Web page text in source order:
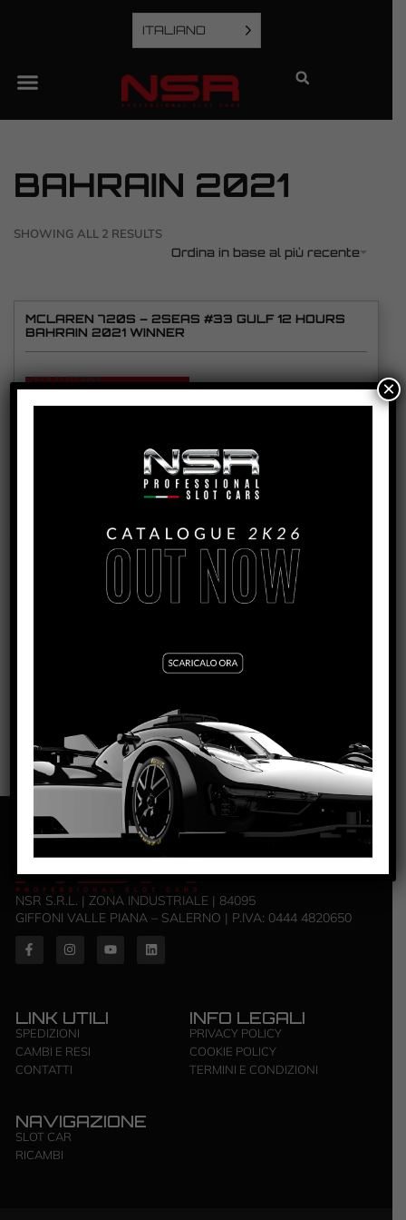
ITALIANO
BAHRAIN 2021
SHOWING ALL 2 RESULTS
Ordina in base al più recente
MCLAREN 720S – 2SEAS #33 GULF 12 HOURS
BAHRAIN 2021 WINNER
VEDI TUTORIAL
VEDI IL PRODOTTO
MCLAREN 720S – 2SEAS #7 GULF 12 HOURS
BAHRAIN 2021
NSR S.R.L. | ZONA INDUSTRIALE | 84095
GIFFONI VALLE PIANA – SALERNO | P.IVA: ‭0444 4820650‬
LINK UTILI
SPEDIZIONI
CAMBI E RESI
CONTATTI
INFO LEGALI
PRIVACY POLICY
COOKIE POLICY
TERMINI E CONDIZIONI
NAVIGAZIONE
SLOT CAR
RICAMBI
×